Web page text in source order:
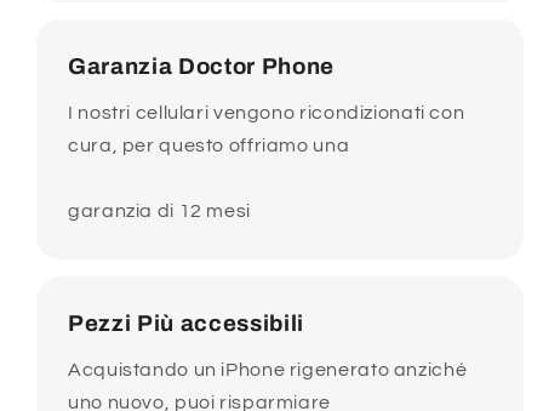
Garanzia Doctor Phone
I nostri cellulari vengono ricondizionati con
cura, per questo offriamo una
garanzia di 12 mesi
Pezzi Più accessibili
Acquistando un iPhone rigenerato anziché
uno nuovo, puoi risparmiare